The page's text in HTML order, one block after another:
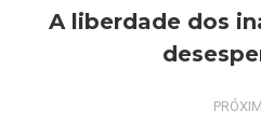
de
A liberdade dos